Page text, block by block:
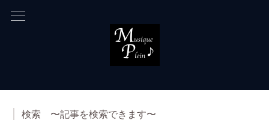
検索 〜記事を検索できます〜